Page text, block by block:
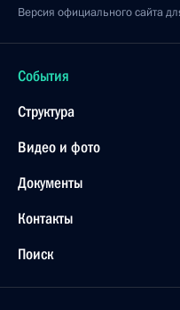
Версия официального сайта
События
Структура
Видео и фото
Документы
Контакты
Поиск